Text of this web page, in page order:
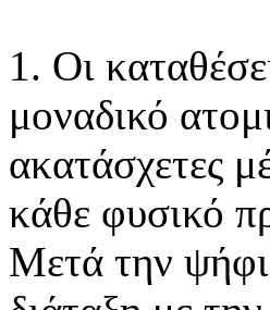
1. Οι
μοναδικό
ακατάσχετες
κάθε φυσικό
Μετά την